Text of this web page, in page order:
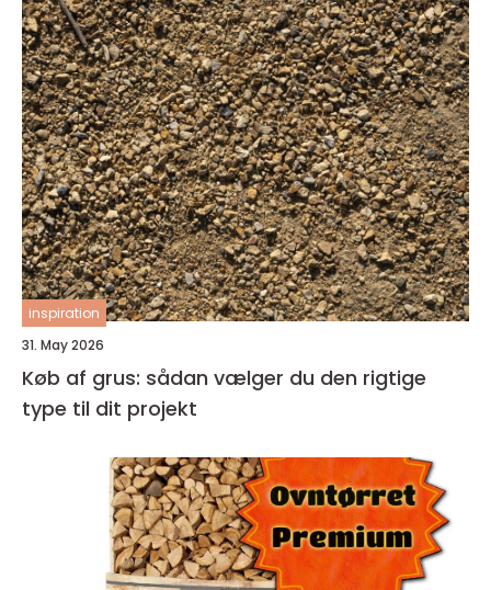
inspiration
31. May 2026
Køb af grus: sådan vælger du den rigtige
type til dit projekt